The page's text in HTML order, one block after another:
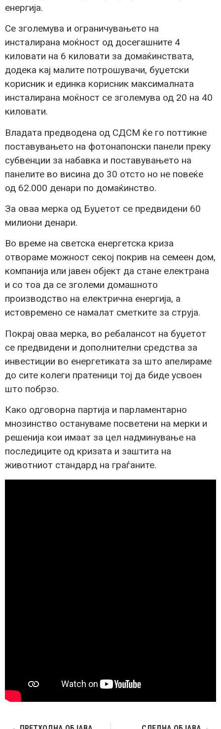
енергија.
Се зголемува и ограничувањето на
инсталирана моќност од досегашните 4
киловати на 6 киловати за домаќинствата,
додека кај малите потрошувачи, буџетски
корисник и единка корисник максималната
инсталирана моќност се зголемува од 20 на 40
киловати.
Владата предводена од СДСМ ќе го поттикне
поставувањето на фотонапонски панели преку
субвенции за набавка и поставувањето на
панелите во висина до 30 отсто но не повеќе
од 62.000 денари по домаќинство.
За оваа мерка од Буџетот се предвидени 60
милиони денари.
Во време на светска енергетска криза
отвораме можност секој покрив на семеен дом,
компанија или јавен објект да стане електрана
и со тоа да се зголеми домашното
производство на електрична енергија, а
истовремено се намалат сметките за струја.
Покрај оваа мерка, во ребалансот на буџетот
се предвидени и дополнителни средства за
инвестиции во енергетиката за што апелираме
до сите колеги пратеници тој да биде усвоен
што побрзо.
Како одговорна партија и парламентарно
мнозинство остануваме посветени на мерки и
решенија кои имаат за цел надминување на
последиците од кризата и заштита на
животниот стандард на граѓаните.